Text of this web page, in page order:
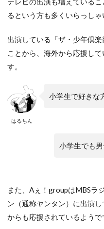
るという方も多くいらっしゃ
出演している「ザ・少年倶
ことから、海外から応援し
す。
はるちん
小学生で好きな
小学生でも
また、Aぇ！groupはMBSラ
ン（通称ヤンタン）に出演
からも応援されているようで